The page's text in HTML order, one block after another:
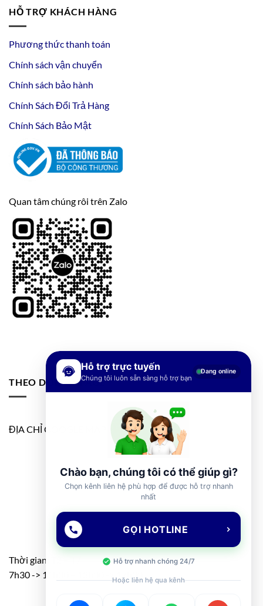
HỖ TRỢ KHÁCH HÀNG
Phương thức thanh toán
Chính sách vận chuyển
Chính sách bảo hành
Chính Sách Đổi Trả Hàng
Chính Sách Bảo Mật
Quan tâm chúng rôi trên Zalo
THEO DÕI FANPAGE
ĐỊA CHỈ GOOGLE MAP
Thời gian: T2 – T7
7h30 -> 11h30 – 13h00 -> 17h00
Hỗ trợ trực tuyến
Chúng tôi luôn sẵn sàng hỗ trợ bạn
Đang online
Chào bạn, chúng tôi có thể giúp gì?
Chọn kênh liên hệ phù hợp để được hỗ trợ nhanh
nhất
GỌI HOTLINE
Hỗ trợ nhanh chóng 24/7
Hoặc liên hệ qua kênh